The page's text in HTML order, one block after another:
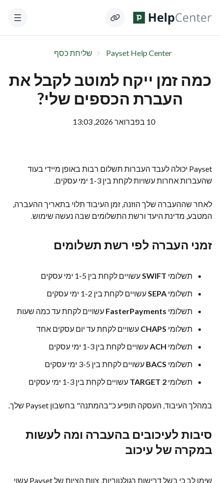
Payset Help Center שליחת כסף
כמה זמן ייקח למוטב לקבל את
העברת הכספים שלי?
10 בפברואר 2026, 13:03
Payset יכולה לעבד העברות תשלום רבות באופן מיידי בעוד
שהעברות אחרות עשויות לקחת בין 1-3 ימי עסקים.
לאחר שההעברה שלך הוזנה, זמן העיבוד תלוי בתאריך ההעברה,
המטבע, מדינת היעד ורשת התשלומים שבה נעשה שימוש.
זמני העברה לפי רשת תשלומים
תשלומי SWIFTעשויים לקחת בין 1-5 ימי עסקים
תשלומי SEPAעשויים לקחת בין 1-2 ימי עסקים
תשלומי FasterPayments עשויים לקחת עד כמה שעות
תשלומי CHAPS עשויים לקחת עד יום עסקים אחד
תשלומי ACHעשויים לקחת בין 1-3 ימי עסקים
תשלומי BACS עשויים לקחת בין 3-5 ימי עסקים
תשלומי TARGET 2 עשויים לקחת בין 1-3 ימי עסקים
במהלך העיבוד, העסקה תופיע כ"בהמתנה" בחשבון Payset שלך.
סיבות לעיכובים בהעברה ומה לעשות
במקרה של עיכוב
שימו לב כי בשל דרישות רגולטוריות, צוות הציות של Payset עשוי